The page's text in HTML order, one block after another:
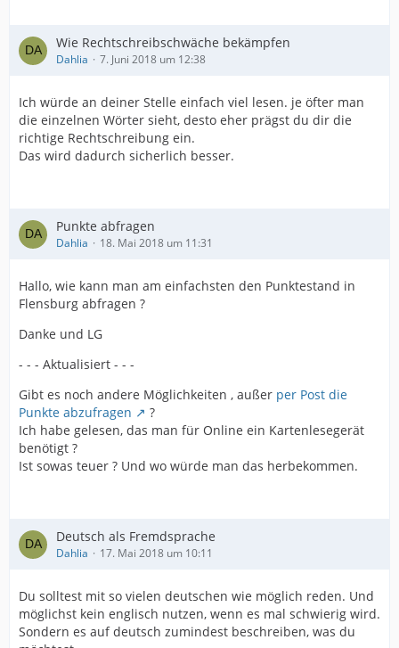
Wie Rechtschreibschwäche bekämpfen
Dahlia 7. Juni 2018 um 12:38
Ich würde an deiner Stelle einfach viel lesen. je öfter man
die einzelnen Wörter sieht, desto eher prägst du dir die
richtige Rechtschreibung ein.
Das wird dadurch sicherlich besser.
Punkte abfragen
Dahlia 18. Mai 2018 um 11:31
Hallo, wie kann man am einfachsten den Punktestand in
Flensburg abfragen ?
Danke und LG
- - - Aktualisiert - - -
Gibt es noch andere Möglichkeiten , außer per Post die
Punkte abzufragen
?
Ich habe gelesen, das man für Online ein Kartenlesegerät
benötigt ?
Ist sowas teuer ? Und wo würde man das herbekommen.
Deutsch als Fremdsprache
Dahlia 17. Mai 2018 um 10:11
Du solltest mit so vielen deutschen wie möglich reden. Und
möglichst kein englisch nutzen, wenn es mal schwierig wird.
Sondern es auf deutsch zumindest beschreiben, was du